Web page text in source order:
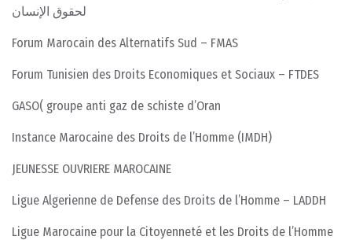
لحقوق الإنسان
Forum Marocain des Alternatifs Sud – FMAS
Forum Tunisien des Droits Economiques et Sociaux – FTDES
GASO( groupe anti gaz de schiste d’Oran
Instance Marocaine des Droits de l’Homme (IMDH)
JEUNESSE OUVRIERE MAROCAINE
Ligue Algerienne de Defense des Droits de l’Homme – LADDH
Ligue Marocaine pour la Citoyenneté et les Droits de l’Homme